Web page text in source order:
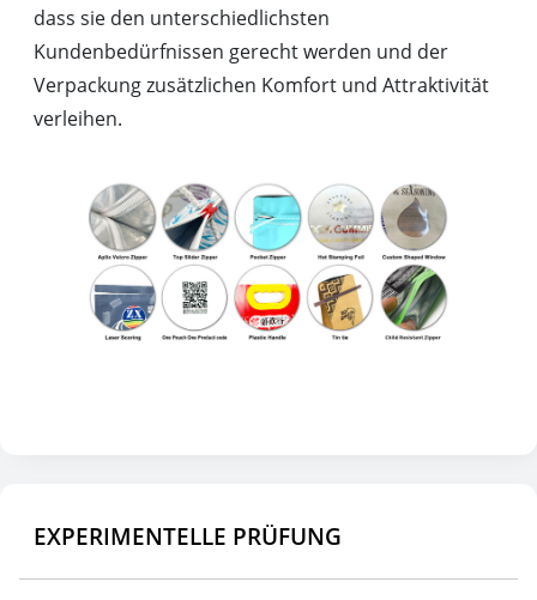
dass sie den unterschiedlichsten
Kundenbedürfnissen gerecht werden und der
Verpackung zusätzlichen Komfort und Attraktivität
verleihen.
EXPERIMENTELLE PRÜFUNG